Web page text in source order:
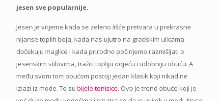
jesen sve popularnije.
Jesen je vrijeme kada se zeleno lišće pretvara u prekrasne
nijanse toplih boja, kada nas ujutro na gradskim ulicama
dočekuju maglice i kada prirodno počinjemo razmišljati o
jesenskim stilovima, tražiti topliju odjeću i udobniju obuću. A
među svom tom obućom postoji jedan klasik koji nikad ne
izlazi iz mode. To su bijele tenisice. Ovo je trend obuće koji je